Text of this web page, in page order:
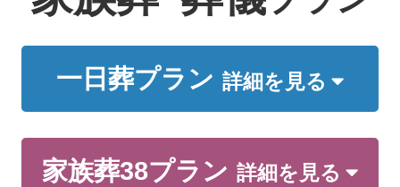
一日葬プラン 詳細を見る
家族葬38プラン 詳細を見る